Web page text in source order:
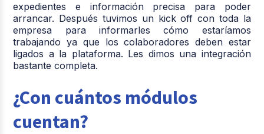
expedientes e información precisa para poder
arrancar. Después tuvimos un kick off con toda la
empresa para informarles cómo estaríamos
trabajando ya que los colaboradores deben estar
ligados a la plataforma. Les dimos una integración
bastante completa.
¿Con cuántos módulos
cuentan?